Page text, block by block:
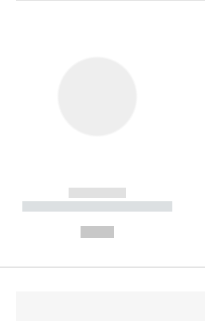
------------
----------- ----------- --------